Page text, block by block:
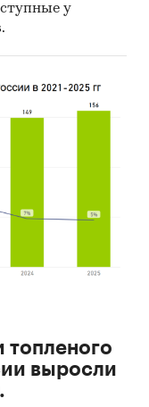
у
топленого
выросли